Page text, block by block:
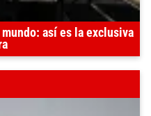
así es la exclusiva